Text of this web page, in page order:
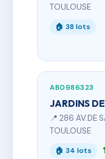
TOULOUSE
🏠 38 lots
AB0986323
JARDINS
📍 286 AV.DE
TOULOUSE
🏠 34 lots